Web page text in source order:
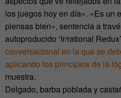
los juegos hoy en día». «Es un
piensas bien», sentencia a
autoproducido ‘Ir/rational
conversacional en la que se
aplicando los principios de la
muestra.
Delgado, barba poblada y